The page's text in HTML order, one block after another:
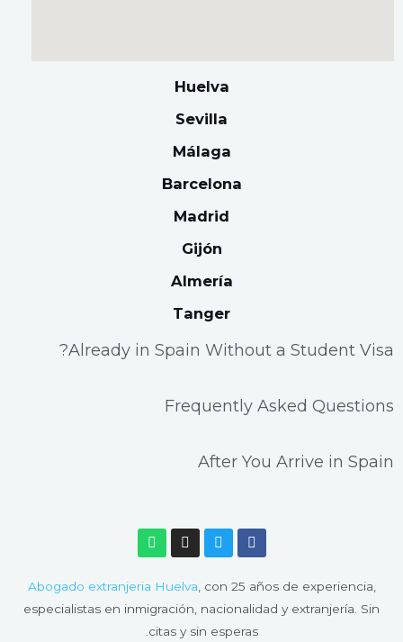
Huelva
Sevilla
Málaga
Barcelona
Madrid
Gijón
Almería
Tanger
Already in Spain Without a Student Visa?
Frequently Asked Questions
After You Arrive in Spain
F
a
c
b
o
k
T
w
i
t
e
I
n
s
t
a
g
a
W
h
a
s
a
p
p
Abogado extranjeria Huelva , con 25 años de experiencia,
especialistas en inmigración, nacionalidad y extranjería. Sin
citas y sin esperas.